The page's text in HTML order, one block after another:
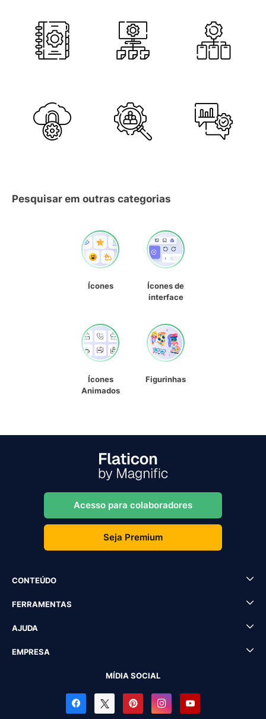
Pesquisar em outras categorias
Ícones
Ícones de
interface
Ícones
Animados
Figurinhas
Acesso para colaboradores
Seja Premium
CONTEÚDO
FERRAMENTAS
AJUDA
EMPRESA
MÍDIA SOCIAL